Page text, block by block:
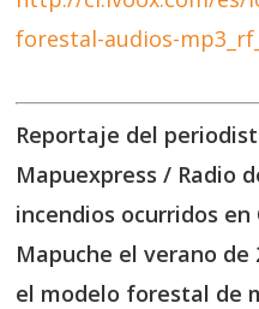
forestal-audios-
Reportaje del
Mapuexpress / Radio
incendios ocurridos
Mapuche el verano de
el modelo forestal de